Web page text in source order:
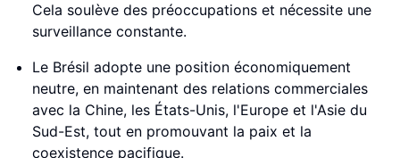
Cela soulève des préoccupations et nécessite une
surveillance constante.
Le Brésil adopte une position économiquement
neutre, en maintenant des relations commerciales
avec la Chine, les États-Unis, l'Europe et l'Asie du
Sud-Est, tout en promouvant la paix et la
coexistence pacifique.